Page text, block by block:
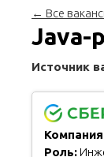
← Все
Java-
Источник
Роль: